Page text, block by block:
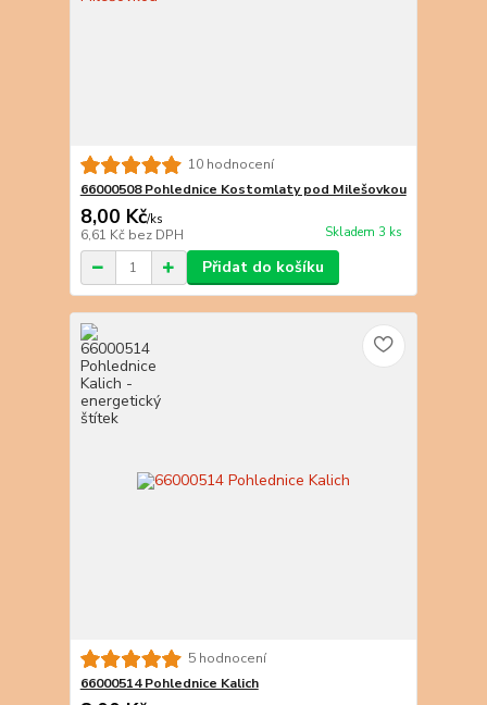
10 hodnocení
66000508 Pohlednice Kostomlaty pod Milešovkou
8,00 Kč/ks
6,61 Kč bez DPH Skladem 3 ks
Přidat do košíku
5 hodnocení
66000514 Pohlednice Kalich